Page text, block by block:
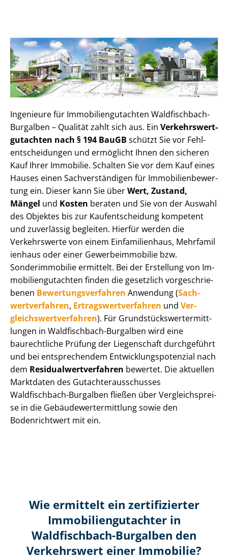
Ingenieure für Im­mo­bi­li­en­gut­ach­ten Waldfischbach-
Burgalben – Qualität zahlt sich aus. Ein Ver­kehrs­wert­
gut­ach­ten nach § 194 BauGB schützt Sie vor Fehl­
ent­schei­dun­gen und ermöglicht Ihnen den sicheren
Kauf Ihrer Immobilie. Schalten Sie vor dem Kauf eines
Hauses einen Sach­ver­stän­di­gen für Im­mo­bi­li­en­be­wer­
tung ein. Dieser kann Sie überWert, Zustand,
Mängel und Kosten beraten und Sie von der Auswahl
des Objektes bis zur Kauf­ent­schei­dung kompetent
und zuverlässig begleiten. Hierfür werden die
Verkehrswerte von einem Einfamilienhaus, Mehr­fa­mi­l
i­en­haus oder einer Ge­wer­be­im­mo­bi­lie bzw.
Sonderimmobilie ermittelt. Bei der Erstellung von Im­
mo­bi­li­en­gut­ach­ten finden die gesetzlich vor­ge­schrie­
be­nen Be­wer­tungs­ver­fah­ren Anwendung (Sach­
wert­ver­fah­ren, Er­trags­wert­ver­fah­ren und Ver­
gleichs­wert­ver­fah­ren). Für Grund­stücks­wert­ermitt­
lun­gen in Waldfischbach-Burgalben wird eine
baurechtliche Prüfung der Liegenschaft durchgeführt
und bei entsprechendem Ent­wick­lungs­po­ten­zi­al nach
dem Re­si­du­al­wert­ver­fah­ren bewertet. Die aktuellen
Marktdaten des Gut­ach­ter­aus­schus­ses
Waldfischbach-Burgalben fließen über Ver­gleichs­prei­
se in die Ge­bäu­de­wert­ermitt­lung sowie den
Bodenrichtwert mit ein.
Wie ermittelt ein zertifizierter
Immobilien­gutachter in
Waldfischbach-Burgalben den
Verkehrswert einer Immobilie?